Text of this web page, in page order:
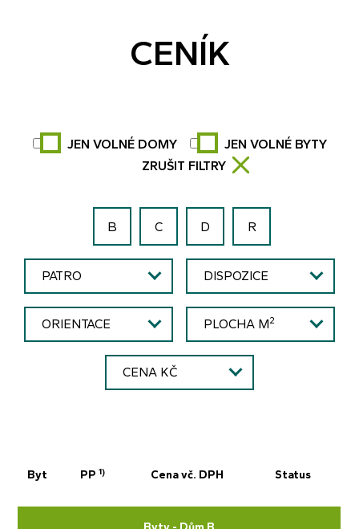
CENÍK
JEN VOLNÉ DOMY
JEN VOLNÉ BYTY
ZRUŠIT FILTRY
PATRO DISPOZICE
ORIENTACE PLOCHA M2
CENA KČ
Byt PP1) Cena vč. DPH Status